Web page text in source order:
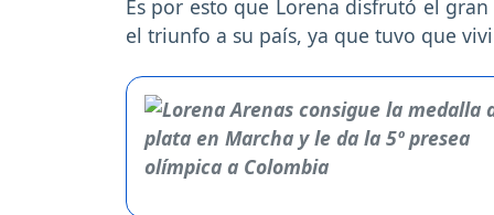
Es por esto que Lorena disfrutó el
el triunfo a su país, ya que tuvo que